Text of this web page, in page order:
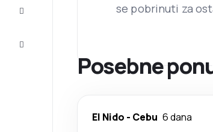
se pobrinuti za
Posebne
El Nido - Cebu 6 dana